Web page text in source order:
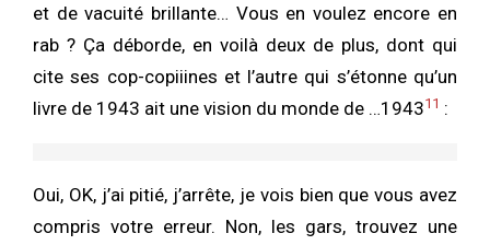
et de vacuité brillante… Vous en voulez encore en
rab ? Ça déborde, en voilà deux de plus, dont qui
cite ses cop-copiiines et l’autre qui s’étonne qu’un
livre de 1943 ait une vision du monde de …194311 :
Oui, OK, j’ai pitié, j’arrête, je vois bien que vous avez
compris votre erreur. Non, les gars, trouvez une